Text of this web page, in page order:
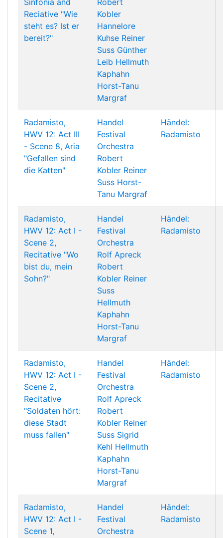
Sinfonia and
Reciative "Wie
steht es? Ist er
bereit?"
Robert
Kobler
Hannelore
Kuhse Reiner
Suss Günther
Leib Hellmuth
Kaphahn
Horst-Tanu
Margraf
Radamisto,
HWV 12: Act III
- Scene 8, Aria
"Gefallen sind
die Katten"
Handel
Festival
Orchestra
Robert
Kobler Reiner
Suss Horst-
Tanu Margraf
Händel:
Radamisto
Radamisto,
HWV 12: Act I -
Scene 2,
Recitative "Wo
bist du, mein
Sohn?"
Handel
Festival
Orchestra
Rolf Apreck
Robert
Kobler Reiner
Suss
Hellmuth
Kaphahn
Horst-Tanu
Margraf
Händel:
Radamisto
Radamisto,
HWV 12: Act I -
Scene 2,
Recitative
"Soldaten hört:
diese Stadt
muss fallen"
Handel
Festival
Orchestra
Rolf Apreck
Robert
Kobler Reiner
Suss Sigrid
Kehl Hellmuth
Kaphahn
Horst-Tanu
Margraf
Händel:
Radamisto
Radamisto,
HWV 12: Act I -
Scene 1,
Handel
Festival
Orchestra
Händel:
Radamisto